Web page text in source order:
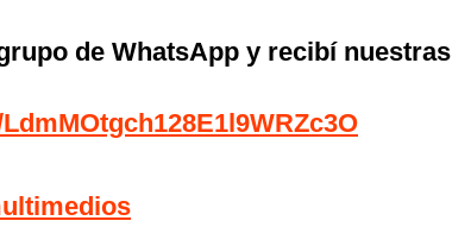
de WhatsApp y recibí nuestras